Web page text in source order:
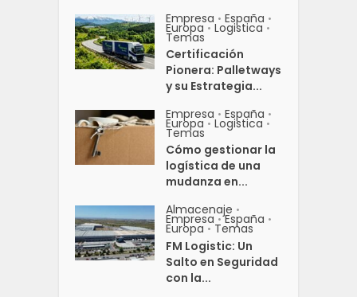
Empresa • España •
Europa • Logistica •
Temas
Certificación
Pionera: Palletways
y su Estrategia...
Empresa • España •
Europa • Logistica •
Temas
Cómo gestionar la
logística de una
mudanza en...
Almacenaje •
Empresa • España •
Europa • Temas
FM Logistic: Un
Salto en Seguridad
con la...